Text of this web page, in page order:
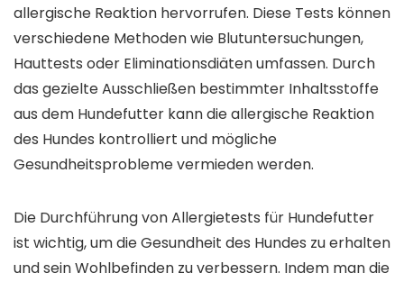
allergische Reaktion hervorrufen. Diese Tests können
verschiedene Methoden wie Blutuntersuchungen,
Hauttests oder Eliminationsdiäten umfassen. Durch
das gezielte Ausschließen bestimmter Inhaltsstoffe
aus dem Hundefutter kann die allergische Reaktion
des Hundes kontrolliert und mögliche
Gesundheitsprobleme vermieden werden.
Die Durchführung von Allergietests für Hundefutter
ist wichtig, um die Gesundheit des Hundes zu erhalten
und sein Wohlbefinden zu verbessern. Indem man die